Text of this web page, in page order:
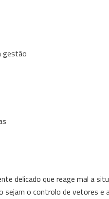
gestão
delicado que reage mal a
sejam o controlo de vetores